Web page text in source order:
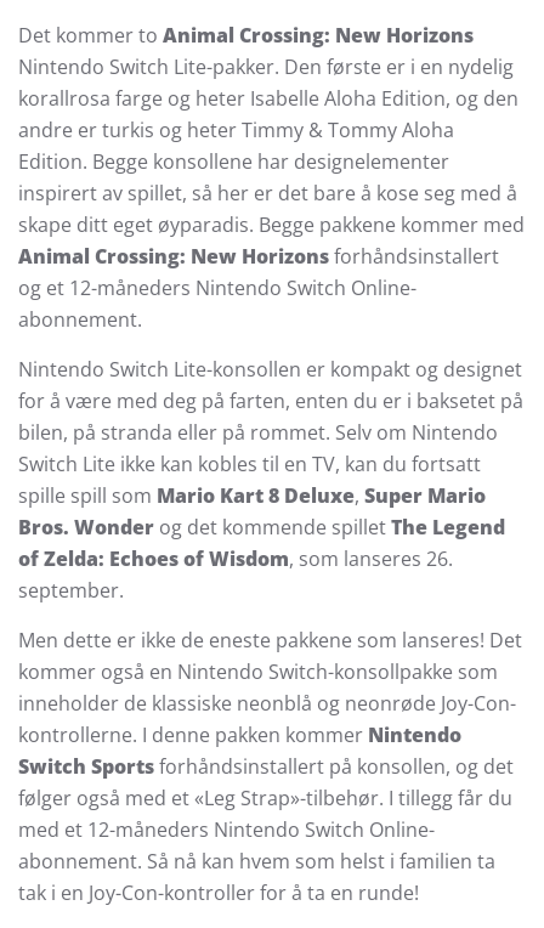
Det kommer to Animal Crossing: New Horizons
Nintendo Switch Lite-pakker. Den første er i en nydelig
korallrosa farge og heter Isabelle Aloha Edition, og den
andre er turkis og heter Timmy & Tommy Aloha
Edition. Begge konsollene har designelementer
inspirert av spillet, så her er det bare å kose seg med å
skape ditt eget øyparadis. Begge pakkene kommer med
Animal Crossing: New Horizonsforhåndsinstallert
og et 12-måneders Nintendo Switch Online-
abonnement.
Nintendo Switch Lite-konsollen er kompakt og designet
for å være med deg på farten, enten du er i baksetet på
bilen, på stranda eller på rommet. Selv om Nintendo
Switch Lite ikke kan kobles til en TV, kan du fortsatt
spille spill som Mario Kart 8 Deluxe, Super Mario
Bros. Wonder og det kommende spilletThe Legend
of Zelda: Echoes of Wisdom, som lanseres 26.
september.
Men dette er ikke de eneste pakkene som lanseres! Det
kommer også en Nintendo Switch-konsollpakke som
inneholder de klassiske neonblå og neonrøde Joy-Con-
kontrollerne. I denne pakken kommer Nintendo
Switch Sportsforhåndsinstallert på konsollen, og det
følger også med et «Leg Strap»-tilbehør. I tillegg får du
med et 12-måneders Nintendo Switch Online-
abonnement. Så nå kan hvem som helst i familien ta
tak i en Joy-Con-kontroller for å ta en runde!